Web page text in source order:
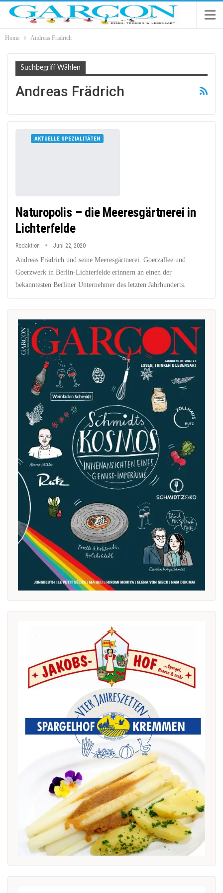
Home Andreas Frädrich
Suchbegriff Wählen
Andreas Frädrich
AKTUELLE SPEZIALITÄTEN
Naturopolis – die Meeresgärtnerei in
Lichterfelde
Redaktion Juni 22, 2020
Andreas Frädrich und seine Meeresgärtnerei. Goerzallee und
Goerzwerk in Berlin-Lichterfelde erinnern an einen der
bekanntesten Berliner Unternehmer des letzten Jahrhunderts.